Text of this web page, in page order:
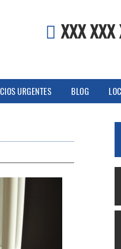
XXX XXX
URGENTES BLOG